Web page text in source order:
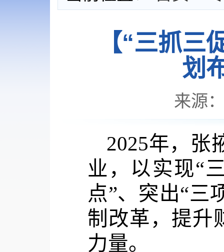
【“三抓
划
来源
2025年，张
业 ， 以实现“
点”、 突出“三
制改革，提升
力量。